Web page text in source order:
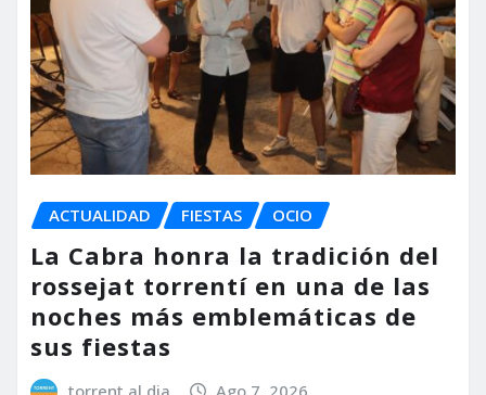
ACTUALIDAD FIESTAS OCIO
La Cabra honra la tradición del
rossejat torrentí en una de las
noches más emblemáticas de
sus fiestas
torrent al dia Ago 7, 2026